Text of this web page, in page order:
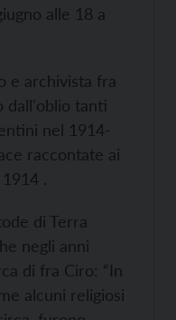
alle 18 a
e archivista fra
dall'oblio tanti
nel 1914-
raccontate ai
.
di Terra
negli anni
di fra Ciro: “In
alcuni religiosi